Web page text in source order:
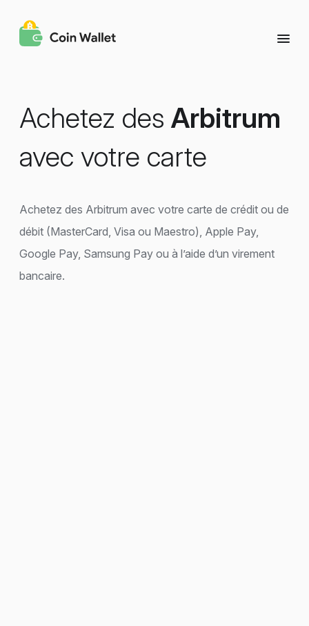
Achetez des Arbitrum
avec votre carte
Achetez des Arbitrum avec votre carte de crédit ou de
débit (MasterCard, Visa ou Maestro), Apple Pay,
Google Pay, Samsung Pay ou à l’aide d’un virement
bancaire.